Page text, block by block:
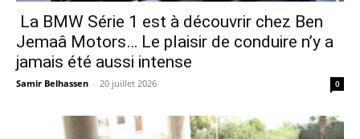
La BMW Série 1 est à découvrir chez Ben
Jemaâ Motors… Le plaisir de conduire n’y a
jamais été aussi intense
Samir Belhassen - 20 juillet 2026 0